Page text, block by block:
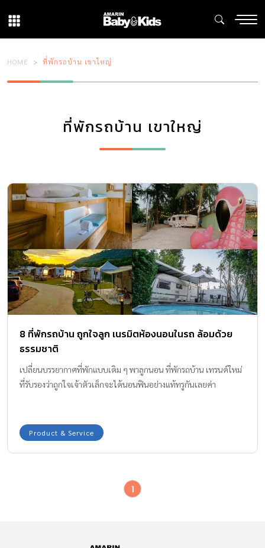
HOME ที่พักรถบ้าน เขาใหญ่
ที่พักรถบ้าน เขาใหญ่
8 ที่พักรถบ้าน ถูกใจลูก เนรมิตห้องนอนในรถ ล้อมด้วย
ธรรมชาติ
เปลี่ยนบรรยากาศที่พักแบบเดิม ๆ พาลูกนอน ที่พักรถบ้าน เทรนด์ใหม่
ที่รับรองว่าถูกใจเจ้าตัวเล็กจะได้นอนฟินอย่างแท้ทรูกันเลยค่า
Product & Service
1